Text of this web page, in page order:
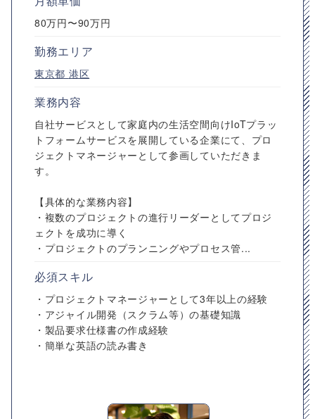
80万円〜90万円
勤務エリア
東京都 港区
業務内容
自社サービスとして家庭内の生活空間向けIoTプラッ
トフォームサービスを展開している企業にて、プロ
ジェクトマネージャーとして参画していただきま
す。
【具体的な業務内容】
・複数のプロジェクトの進行リーダーとしてプロジ
ェクトを成功に導く
・プロジェクトのプランニングやプロセス管...
必須スキル
・プロジェクトマネージャーとして3年以上の経験
・アジャイル開発（スクラム等）の基礎知識
・製品要求仕様書の作成経験
・簡単な英語の読み書き